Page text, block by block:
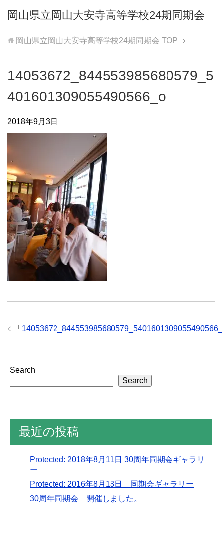
岡山県立岡山大安寺高等学校24期同期会
岡山県立岡山大安寺高等学校24期同期会 TOP
14053672_844553985680579_5
401601309055490566_o
2018年9月3日
「
Search
Search
最近の投稿
Protected: 2018年8月11日 30周年同期会ギャラリ
ー
Protected: 2016年8月13日 同期会ギャラリー
30周年同期会 開催しました。